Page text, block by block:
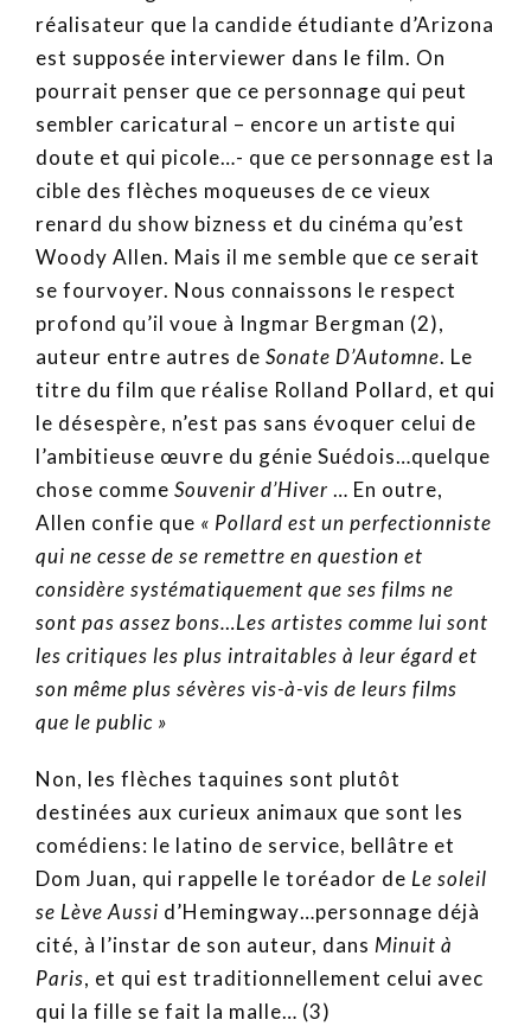
réalisateur que la candide étudiante d’Arizona
est supposée interviewer dans le film. On
pourrait penser que ce personnage qui peut
sembler caricatural – encore un artiste qui
doute et qui picole…- que ce personnage est la
cible des flèches moqueuses de ce vieux
renard du show bizness et du cinéma qu’est
Woody Allen. Mais il me semble que ce serait
se fourvoyer. Nous connaissons le respect
profond qu’il voue à Ingmar Bergman (2),
auteur entre autres de Sonate D’Automne. Le
titre du film que réalise Rolland Pollard, et qui
le désespère, n’est pas sans évoquer celui de
l’ambitieuse œuvre du génie Suédois…quelque
chose comme Souvenir d’Hiver … En outre,
Allen confie que « Pollard est un perfectionniste
qui ne cesse de se remettre en question et
considère systématiquement que ses films ne
sont pas assez bons…Les artistes comme lui sont
les critiques les plus intraitables à leur égard et
son même plus sévères vis-à-vis de leurs films
que le public »
Non, les flèches taquines sont plutôt
destinées aux curieux animaux que sont les
comédiens: le latino de service, bellâtre et
Dom Juan, qui rappelle le toréador de Le soleil
se Lève Aussi d’Hemingway…personnage déjà
cité, à l’instar de son auteur, dans Minuit à
Paris, et qui est traditionnellement celui avec
qui la fille se fait la malle… (3)